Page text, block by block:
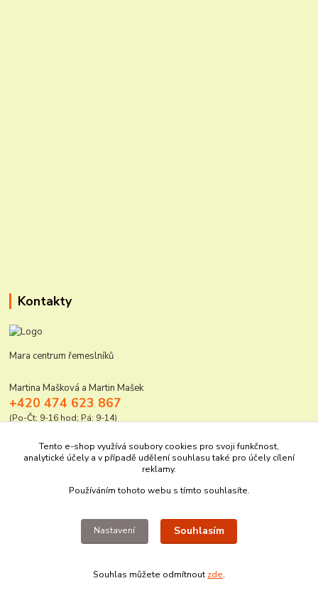
Kontakty
Mara centrum řemeslníků
Martina Mašková a Martin Mašek
+420 474 623 867
(Po-Čt: 9-16 hod; Pá: 9-14)
mara@elektro-naradi.cz
Upravit sběr cookies.
Tento e-shop využívá soubory cookies pro svoji funkčnost,
analytické účely a v případě udělení souhlasu také pro účely cílení
reklamy.
Používáním tohoto webu s tímto souhlasíte.
Nastavení Souhlasím
Souhlas můžete odmítnout zde.